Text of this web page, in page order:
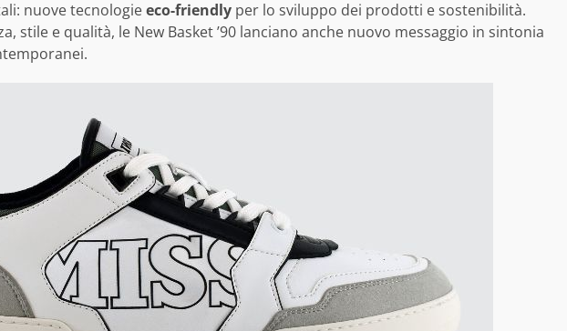
nuove tecnologieeco-friendly per lo sviluppo dei prodotti e sostenibilità.
stile e qualità, le New Basket ’90 lanciano anche nuovo messaggio in sintonia